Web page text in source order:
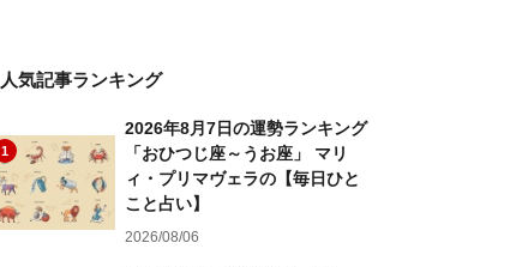
人気記事ランキング
1
2026年8月7日の運勢ランキング
「おひつじ座～うお座」 マリ
ィ・プリマヴェラの【毎日ひと
こと占い】
2026/08/06